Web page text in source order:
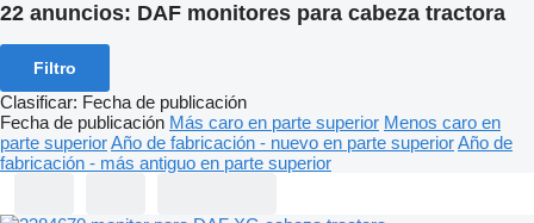
22 anuncios: DAF monitores para cabeza tractora
Filtro
Clasificar: Fecha de publicación
Fecha de publicación Más caro en parte superior Menos caro en
parte superiorAño de fabricación - nuevo en parte superiorAño de
fabricación - más antiguo en parte superior